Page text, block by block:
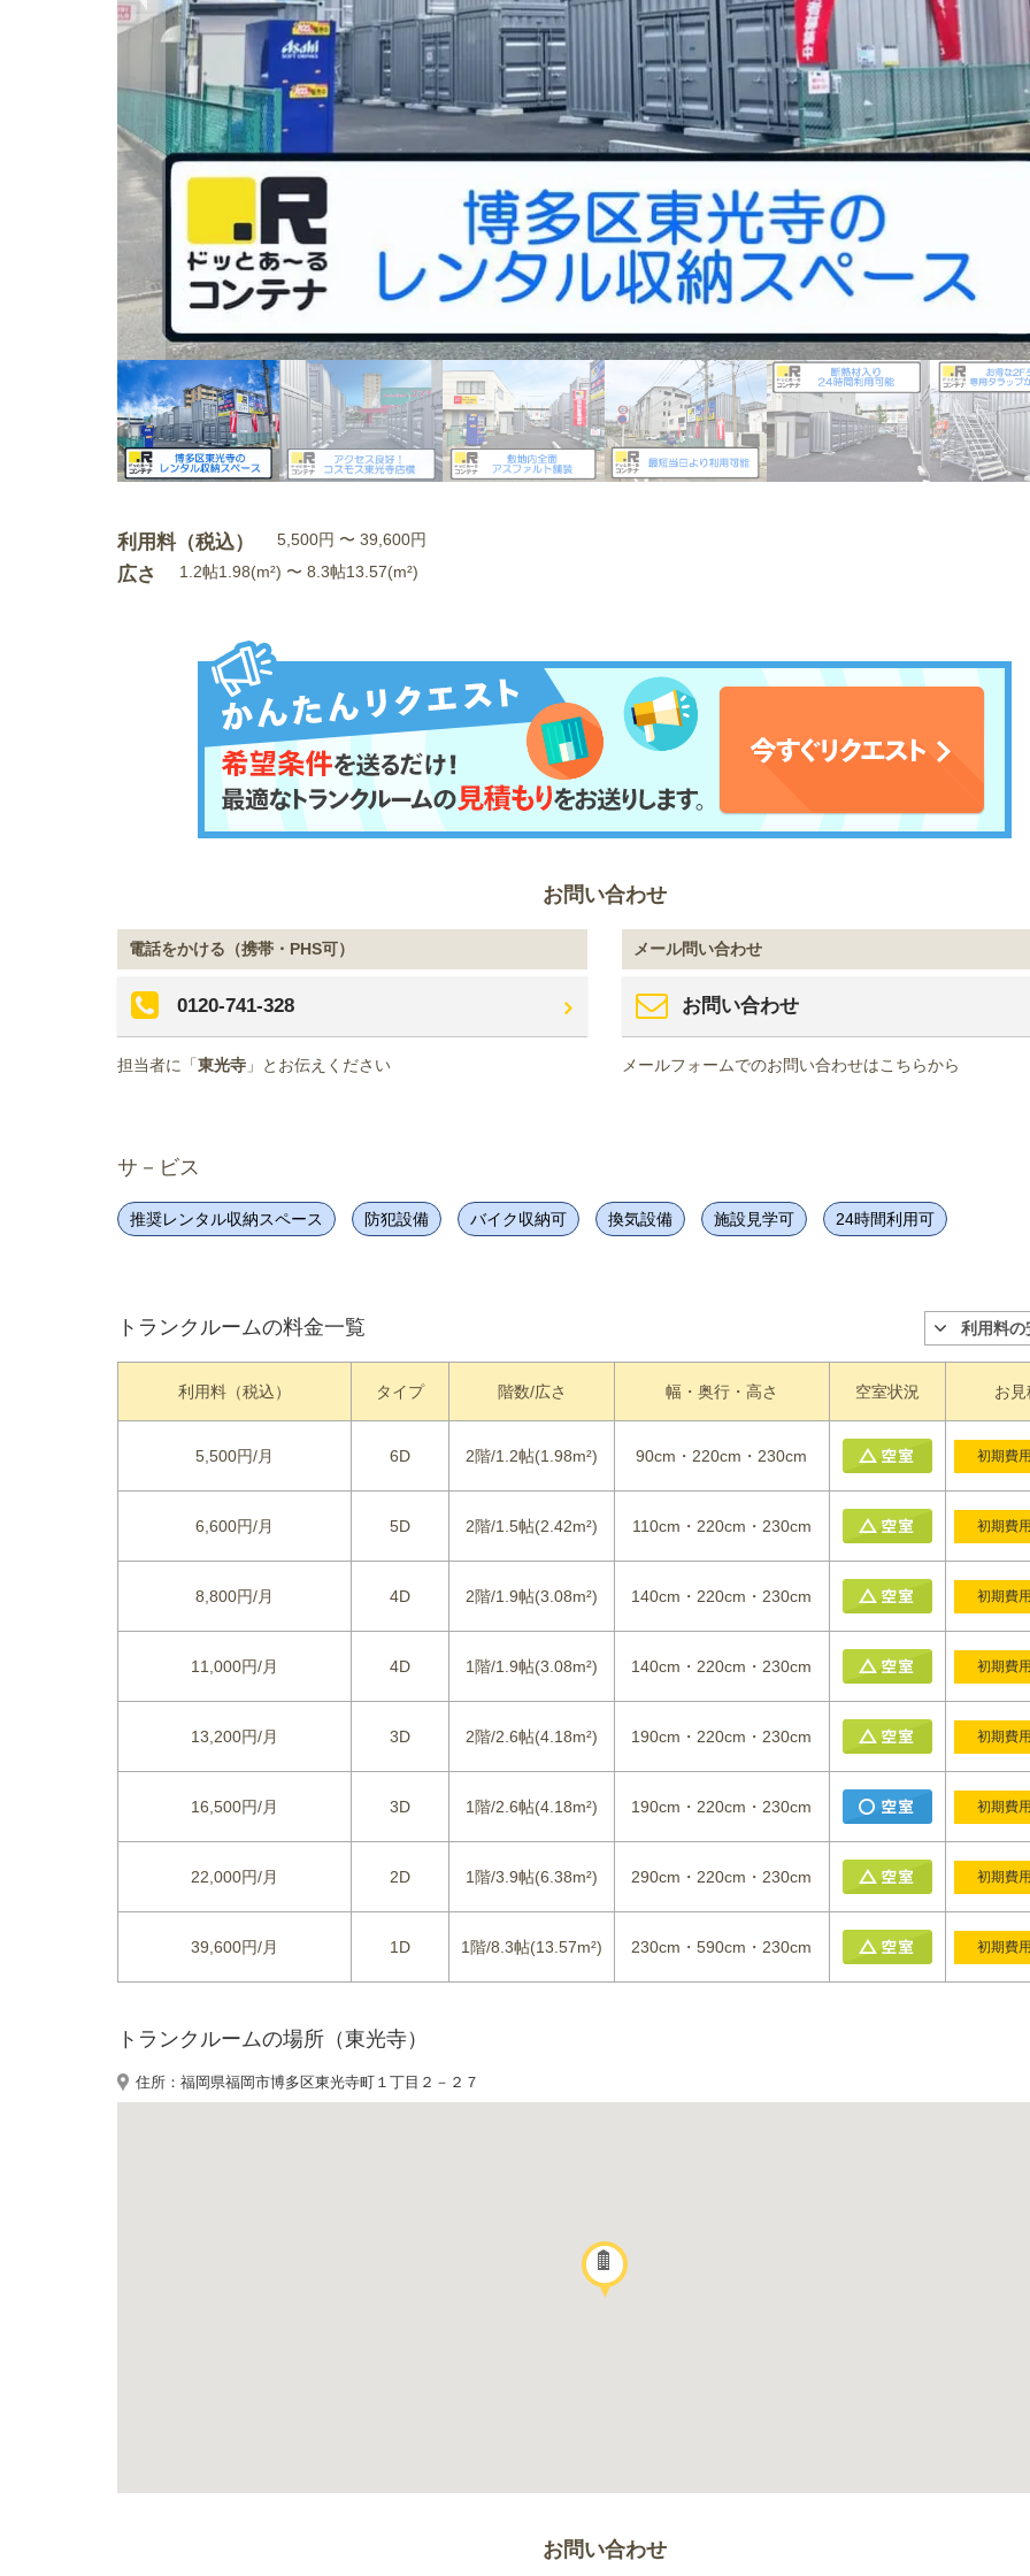
利用料（税込） 5,500円 〜 39,600円
広さ 1.2帖1.98(m²) 〜 8.3帖13.57(m²)
お問い合わせ
電話をかける（携帯・PHS可）
0120-741-328
担当者に「東光寺 」とお伝えください
メール問い合わせ
お問い合わせ
メールフォームでのお問い合わせはこちらから
サ－ビス
推奨レンタル収納スペース 防犯設備 バイク収納可 換気設備 施設見学可 24時間利用可
トランクルームの料金一覧 利用料の
利用料（税込）
5,500円/月
タイプ
6D
階数/広さ
2階/1.2帖(1.98m²)
幅・奥行・高さ
90cm・220cm・230cm
空室状況 お見
初期費
6,600円/月 5D 2階/1.5帖(2.42m²) 110cm・220cm・230cm 初期費
8,800円/月 4D 2階/1.9帖(3.08m²) 140cm・220cm・230cm 初期費
11,000円/月 4D 1階/1.9帖(3.08m²) 140cm・220cm・230cm 初期費
13,200円/月 3D 2階/2.6帖(4.18m²) 190cm・220cm・230cm 初期費
16,500円/月 3D 1階/2.6帖(4.18m²) 190cm・220cm・230cm 初期費
22,000円/月 2D 1階/3.9帖(6.38m²) 290cm・220cm・230cm 初期費
39,600円/月 1D 1階/8.3帖(13.57m²) 230cm・590cm・230cm 初期費
トランクルームの場所（東光寺）
住所：福岡県福岡市博多区東光寺町１丁目２－２７
お問い合わせ